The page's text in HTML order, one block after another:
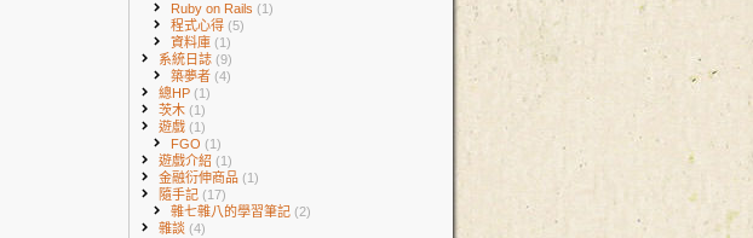
Ruby on Rails (1)
程式心得 (5)
資料庫 (1)
系統日誌 (9)
築夢者 (4)
總HP (1)
茨木 (1)
遊戲 (1)
FGO (1)
遊戲介紹 (1)
金融衍伸商品 (1)
隨手記 (17)
雜七雜八的學習筆記 (2)
雜談 (4)